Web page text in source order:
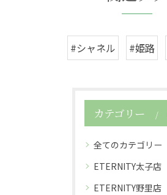
#シャネル #姫路
カテゴリー
全てのカテゴリー
ETERNITY太子店
ETERNITY野里店